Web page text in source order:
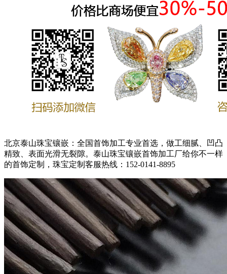
北京泰山珠宝镶嵌：全国首饰加工专业首选，做工细腻、凹凸
精致、表面光滑无裂隙。泰山珠宝镶嵌首饰加工厂给你不一样
的首饰定制，珠宝定制客服热线：152-0141-8895